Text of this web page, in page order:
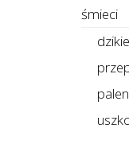
śmieci